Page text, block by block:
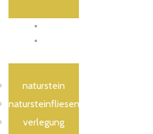
naturstein
natursteinfliesen
verlegung